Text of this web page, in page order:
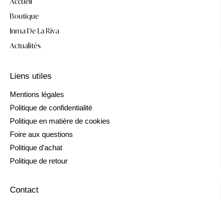
Boutique
Inma De La Riva
Actualités
Liens utiles
Mentions légales
Politique de confidentialité
Politique en matière de cookies
Foire aux questions
Politique d'achat
Politique de retour
Contact